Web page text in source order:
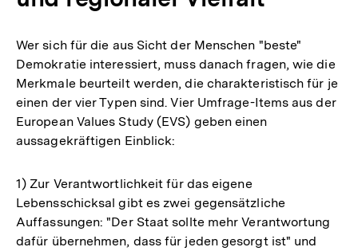
Wer sich für die aus Sicht der Menschen "beste"
Demokratie interessiert, muss danach fragen, wie die
Merkmale beurteilt werden, die charakteristisch für je
einen der vier Typen sind. Vier Umfrage-Items aus der
European Values Study (EVS) geben einen
aussagekräftigen Einblick:
1) Zur Verantwortlichkeit für das eigene
Lebensschicksal gibt es zwei gegensätzliche
Auffassungen: "Der Staat sollte mehr Verantwortung
dafür übernehmen, dass für jeden gesorgt ist" und